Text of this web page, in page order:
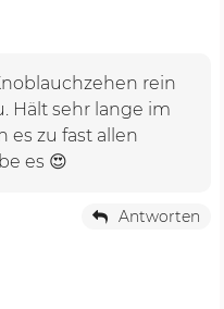
rein
Hält sehr lange im
es zu fast allen
es 😍
Antworten